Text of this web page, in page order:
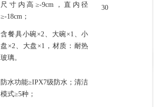
尺寸内高≥-9cm，直内径
≥-18cm；
含餐具小碗×2、大碗×1、小
盘×2、大盘×1，材质：耐热
玻璃。
30
防水功能≥IPX7级防水；清洁
模式≥5种；